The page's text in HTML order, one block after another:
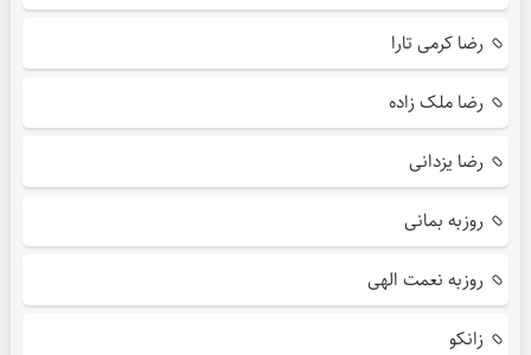
رضا کرمی تارا
رضا ملک زاده
رضا یزدانی
روزبه بمانی
روزبه نعمت الهی
زانکو